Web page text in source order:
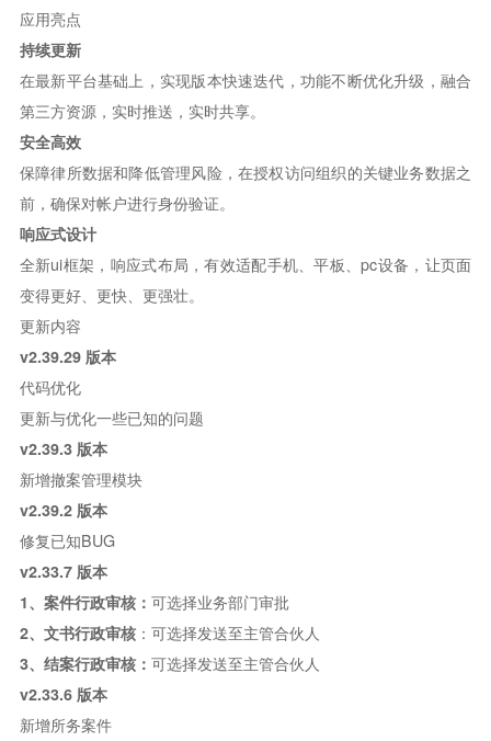
应用亮点
持续更新
在最新平台基础上，实现版本快速迭代，功能不断优化升级，融合
第三方资源，实时推送，实时共享。
安全高效
保障律所数据和降低管理风险，在授权访问组织的关键业务数据之
前，确保对帐户进行身份验证。
响应式设计
全新ui框架，响应式布局，有效适配手机、平板、pc设备，让页面
变得更好、更快、更强壮。
更新内容
v2.39.29 版本
代码优化
更新与优化一些已知的问题
v2.39.3 版本
新增撤案管理模块
v2.39.2 版本
修复已知BUG
v2.33.7 版本
1、案件行政审核： 可选择业务部门审批
2、文书行政审核：可选择发送至主管合伙人
3、结案行政审核： 可选择发送至主管合伙人
v2.33.6 版本
新增所务案件